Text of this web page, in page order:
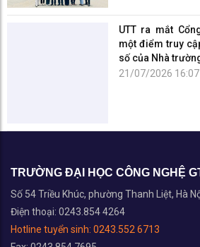
số của Nhà trường
21/07/2026 16:07
Điện thoại: 0243.854 4264
Hotline tuyển sinh:
0243.552 6713
Fax: 0243.854 7695
Fanpage| Chỉ đường
CƠ SỞ PHÚ THỌ